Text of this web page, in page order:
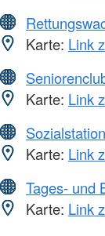
Karte: Link
Karte: Link
Karte: Link
Tages- und
Karte: Link